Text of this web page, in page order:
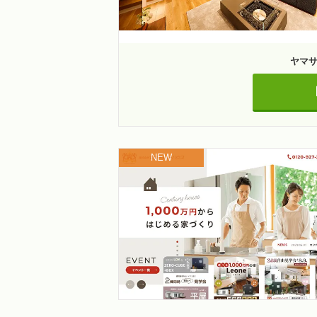
ヤマ
NEW